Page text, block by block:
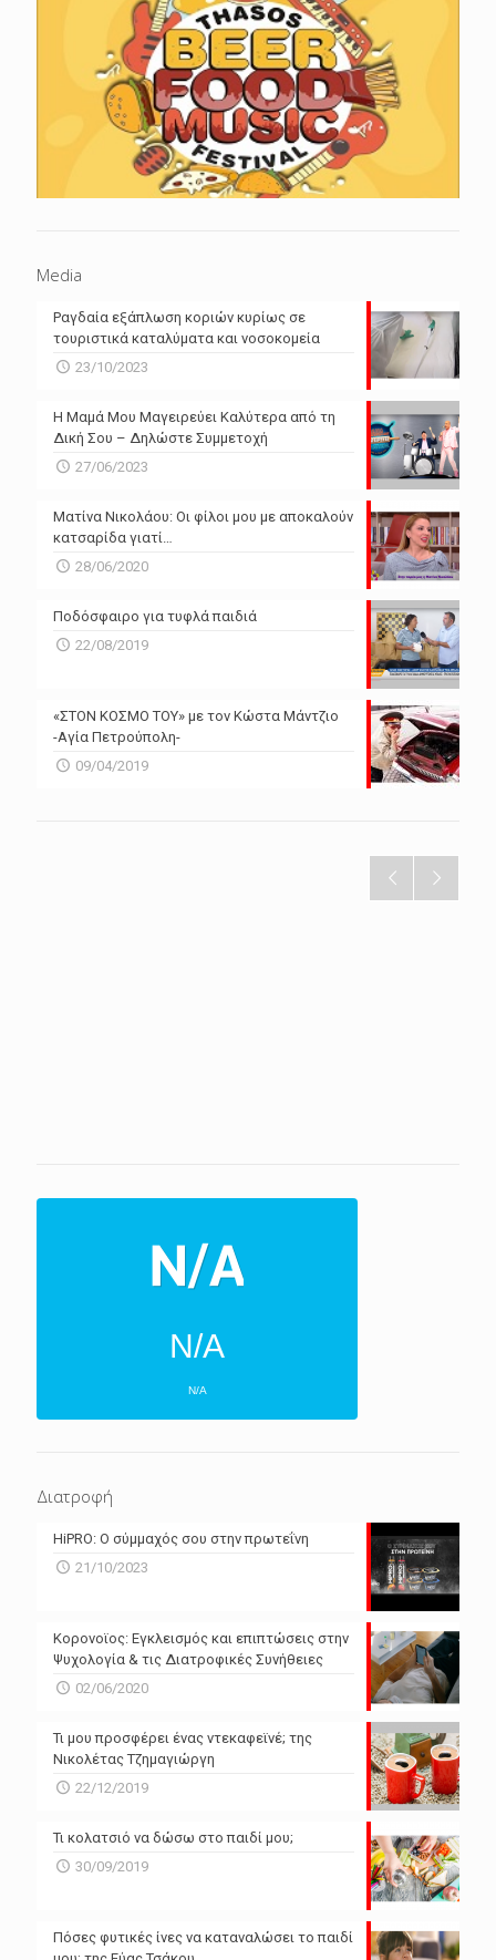
Media
Ραγδαία εξάπλωση κοριών κυρίως σε
τουριστικά καταλύματα και νοσοκομεία
23/10/2023
Η Μαμά Μου Μαγειρεύει Καλύτερα από τη
Δική Σου – Δηλώστε Συμμετοχή
27/06/2023
Ματίνα Νικολάου: Οι φίλοι μου με αποκαλούν
κατσαρίδα γιατί…
28/06/2020
Ποδόσφαιρο για τυφλά παιδιά
22/08/2019
«ΣΤΟΝ ΚΟΣΜΟ ΤΟΥ» με τον Κώστα Μάντζιο
-Αγία Πετρούπολη-
09/04/2019
N/A
N/A
N/A
Powered by Forecast.io
Διατροφή
HiPRO: Ο σύμμαχός σου στην πρωτεΐνη
21/10/2023
Κορονοϊος: Εγκλεισμός και επιπτώσεις στην
Ψυχολογία & τις Διατροφικές Συνήθειες
02/06/2020
Τι μου προσφέρει ένας ντεκαφεϊνέ; της
Νικολέτας Τζημαγιώργη
22/12/2019
Τι κολατσιό να δώσω στο παιδί μου;
30/09/2019
Πόσες φυτικές ίνες να καταναλώσει το παιδί